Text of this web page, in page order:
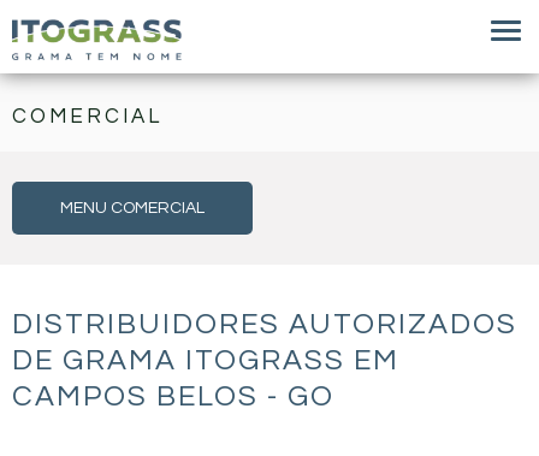
COMERCIAL
MENU COMERCIAL
DISTRIBUIDORES AUTORIZADOS
DE GRAMA ITOGRASS EM
CAMPOS BELOS - GO